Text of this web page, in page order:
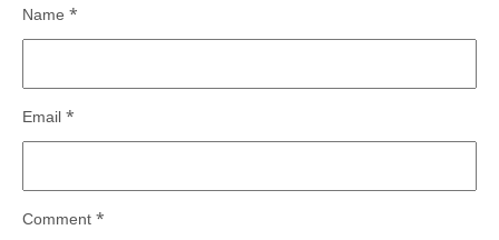
Comment *
Name *
Email *